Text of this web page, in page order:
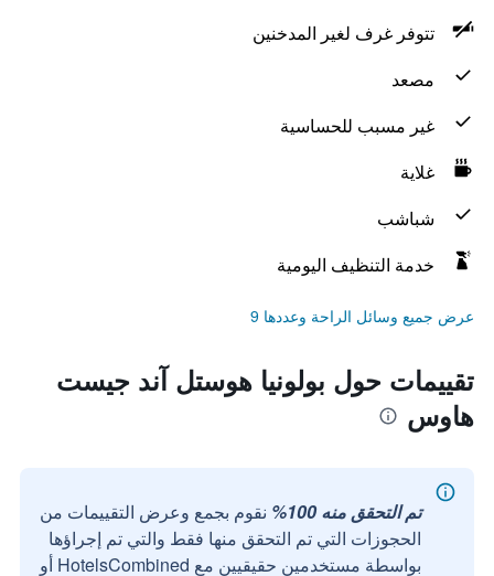
تتوفر غرف لغير المدخنين
مصعد
غير مسبب للحساسية
غلاية
شباشب
خدمة التنظيف اليومية
عرض جميع وسائل الراحة وعددها 9
تقييمات حول بولونيا هوستل آند جيست
هاوس
تم التحقق منه 100%
نقوم بجمع وعرض التقييمات من
الحجوزات التي تم التحقق منها فقط والتي تم إجراؤها
بواسطة مستخدمين حقيقيين مع HotelsCombined أو